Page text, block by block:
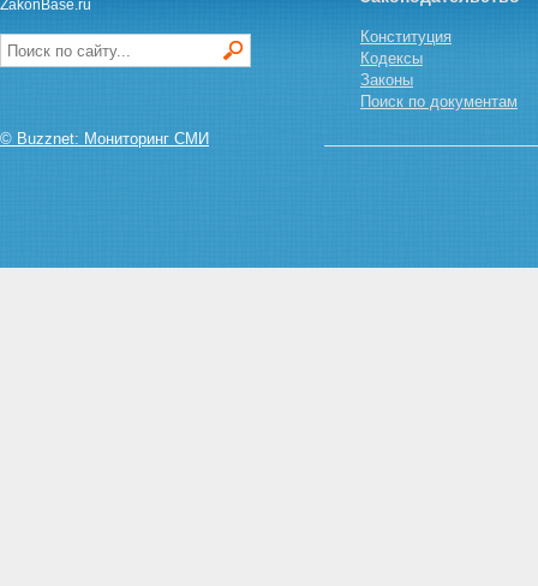
ZakonBase.ru
© Buzznet: Мониторинг СМИ
Конституция
Кодексы
Законы
Поиск по документам